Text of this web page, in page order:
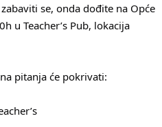
se, onda dođite na Opće
u Teacher’s Pub, lokacija
pitanja će pokrivati: